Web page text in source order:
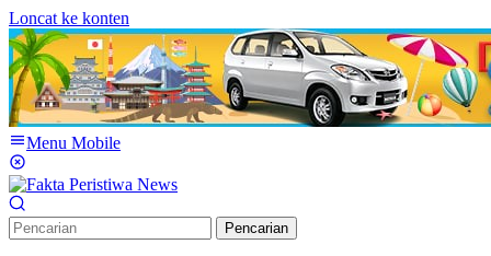
Loncat ke konten
Menu Mobile
Pencarian